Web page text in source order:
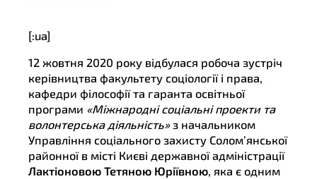
[:ua]
12 жовтня 2020 року відбулася робоча зустріч
керівництва факультету соціології і права,
кафедри філософії та гаранта освітньої
програми «Міжнародні соціальні проекти та
волонтерська діяльність»з начальником
Управління соціального захисту Солом’янської
районної в місті Києві державної адміністрації
Лактіоновою Тетяною Юріївною, яка є одним